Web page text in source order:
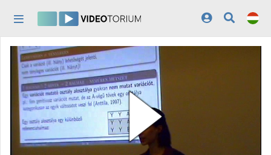
Kezdőlap
Bejelentkezés
Felfedezés
Kategóriák